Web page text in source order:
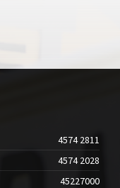
4574 2811
4574 2028
45227000